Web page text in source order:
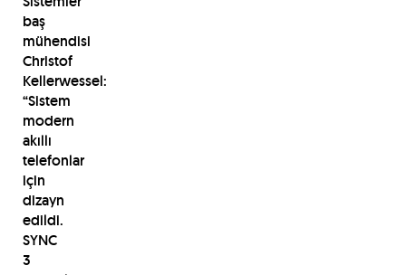
baş
mühendisi
Christof
Kellerwessel:
“Sistem
modern
akıllı
telefonlar
için
dizayn
edildi.
SYNC
3